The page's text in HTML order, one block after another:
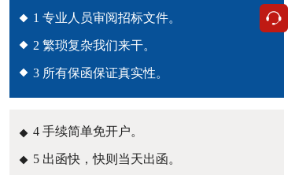
4 手续简单免开户。
5 出函快，快则当天出函。
1 专业人员审阅招标文件。
2 繁琐复杂我们来干。
3 所有保函保证真实性。
按钮